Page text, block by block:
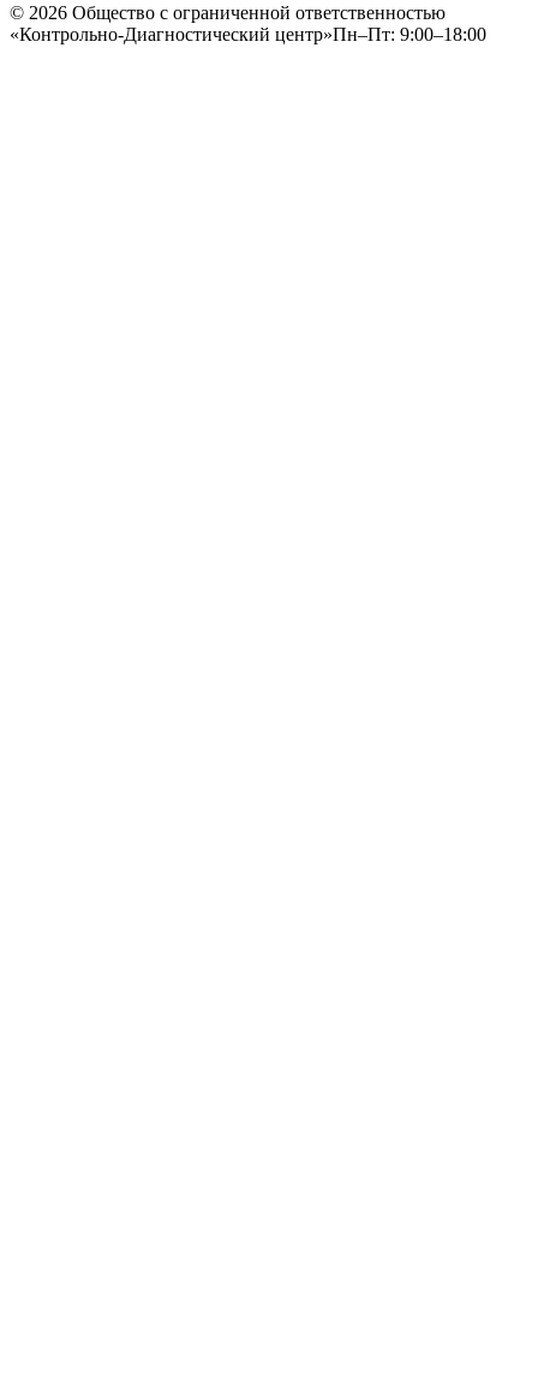
© 2026 Общество с ограниченной ответственностью
«Контрольно-Диагностический центр»Пн–Пт: 9:00–18:00